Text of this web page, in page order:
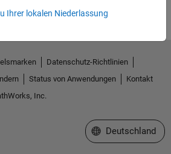
Ihrer lokalen Niederlassung
Datenschutz-Richtlinien
Status von Anwendungen
Kontakt
Inc.
Website auswählen
Deutschland